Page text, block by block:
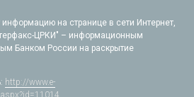
на странице в сети Интернет,
ЦРКИ" – информационным
Банком России на раскрытие
http://www.e-